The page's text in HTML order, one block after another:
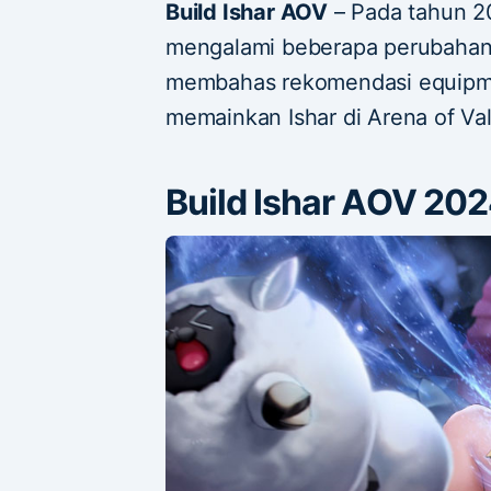
Build Ishar AOV – Pada tahun
mengalami beberapa
membahas rekomendasi
memainkan Ishar di Arena of
Build Ishar AOV